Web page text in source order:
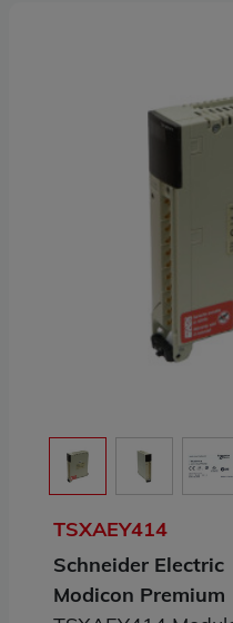
TSXAEY414
Schneider Electric
Modicon Premium